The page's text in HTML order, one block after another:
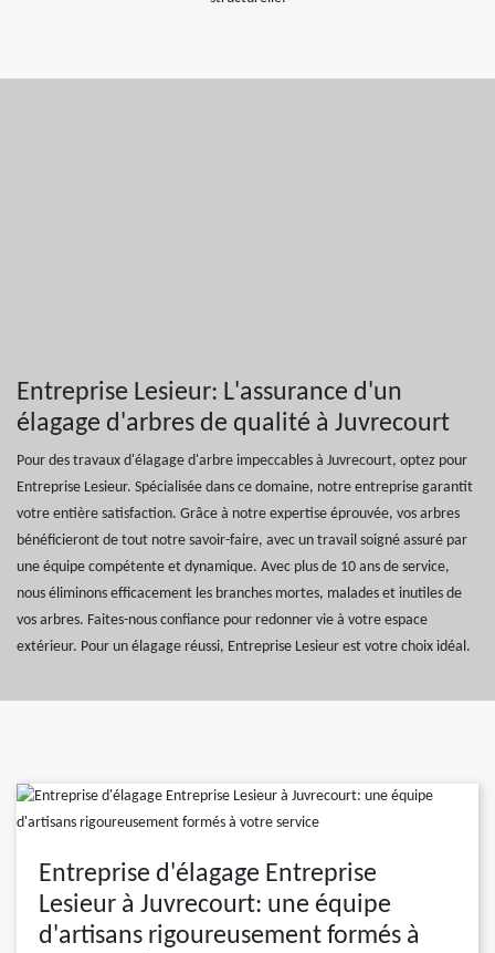
Entreprise Lesieur: L'assurance d'un
élagage d'arbres de qualité à Juvrecourt
Pour des travaux d'élagage d'arbre impeccables à Juvrecourt, optez pour
Entreprise Lesieur. Spécialisée dans ce domaine, notre entreprise garantit
votre entière satisfaction. Grâce à notre expertise éprouvée, vos arbres
bénéficieront de tout notre savoir-faire, avec un travail soigné assuré par
une équipe compétente et dynamique. Avec plus de 10 ans de service,
nous éliminons efficacement les branches mortes, malades et inutiles de
vos arbres. Faites-nous confiance pour redonner vie à votre espace
extérieur. Pour un élagage réussi, Entreprise Lesieur est votre choix idéal.
Entreprise d'élagage Entreprise
Lesieur à Juvrecourt: une équipe
d'artisans rigoureusement formés à